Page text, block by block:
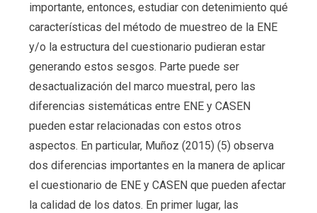
importante, entonces, estudiar con detenimiento qué
características del método de muestreo de la ENE
y/o la estructura del cuestionario pudieran estar
generando estos sesgos. Parte puede ser
desactualización del marco muestral, pero las
diferencias sistemáticas entre ENE y CASEN
pueden estar relacionadas con estos otros
aspectos. En particular, Muñoz (2015) (5) observa
dos diferencias importantes en la manera de aplicar
el cuestionario de ENE y CASEN que pueden afectar
la calidad de los datos. En primer lugar, las